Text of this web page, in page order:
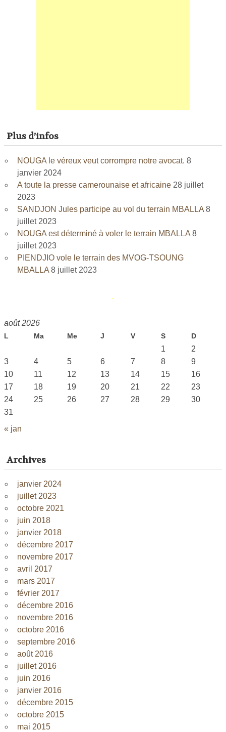
Plus d’infos
NOUGA le véreux veut corrompre notre avocat. 8
janvier 2024
A toute la presse camerounaise et africaine 28 juillet
2023
SANDJON Jules participe au vol du terrain MBALLA 8
juillet 2023
NOUGA est déterminé à voler le terrain MBALLA 8
juillet 2023
PIENDJIO vole le terrain des MVOG-TSOUNG
MBALLA 8 juillet 2023
août 2026
L Ma Me J V S D
« jan
1
2
3
4 5 6 7 8
9
10
11 12 13 14 15
16
17
18 19 20 21 22
23
24
25 26 27 28 29
30
31
Archives
janvier 2024
juillet 2023
octobre 2021
juin 2018
janvier 2018
décembre 2017
novembre 2017
avril 2017
mars 2017
février 2017
décembre 2016
novembre 2016
octobre 2016
septembre 2016
août 2016
juillet 2016
juin 2016
janvier 2016
décembre 2015
octobre 2015
mai 2015